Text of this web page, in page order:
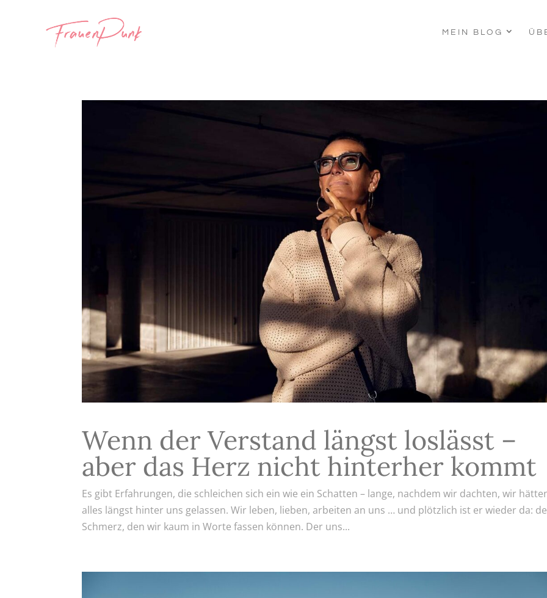
MEIN BLOG
Wenn der Verstand längst loslässt –
aber das Herz nicht hinterher kommt
Es gibt Erfahrungen, die schleichen sich ein wie ein Schatten – lange, nachdem wir dachten, wir
alles längst hinter uns gelassen. Wir leben, lieben, arbeiten an uns … und plötzlich ist er wieder da:
Schmerz, den wir kaum in Worte fassen können. Der uns...